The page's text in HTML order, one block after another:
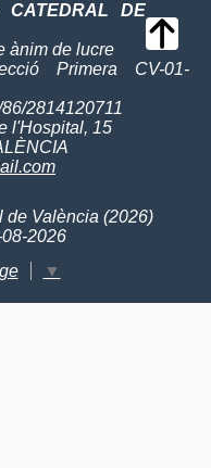
DE
ànim de lucre
Primera CV-01-
2814120711
l'Hospital, 15
València (2026)
2026
▼